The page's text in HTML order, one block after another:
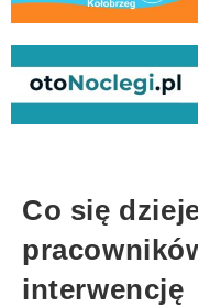
Co się
interwencję